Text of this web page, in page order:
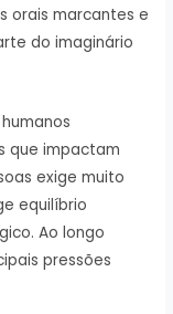
orais marcantes e
do imaginário
que impactam
exige muito
equilíbrio
Ao longo
pressões